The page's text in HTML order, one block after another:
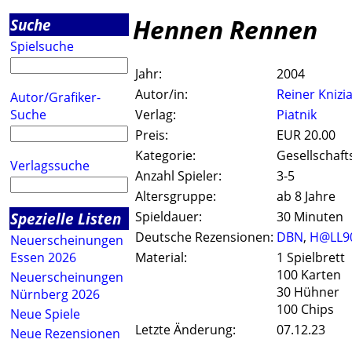
Suche
Spielsuche
Autor/Grafiker-
Suche
Verlagssuche
Spezielle Listen
Neuerscheinungen
Essen 2026
Neuerscheinungen
Nürnberg 2026
Neue Spiele
Neue Rezensionen
Hennen Rennen
Jahr:
2004
Autor/in:
Reiner Knizia
Verlag:
Piatnik
Preis:
EUR 20.00
Kategorie:
Anzahl Spieler:
3-5
Altersgruppe:
ab 8 Jahre
Spieldauer:
30 Minuten
Deutsche Rezensionen: DBN,
Material:
1 Spielbrett
100 Karten
30 Hühner
100 Chips
Letzte Änderung:
07.12.23